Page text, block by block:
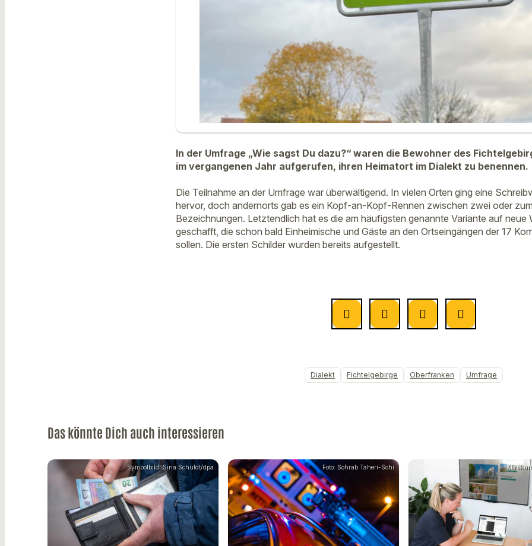
In der Umfrage „Wie sagst Du dazu?“ waren die Bewohner des
im vergangenen Jahr aufgerufen, ihren Heimatort im Dialekt zu benennen.
Die Teilnahme an der Umfrage war überwältigend. In vielen Orten ging eine
hervor, doch andernorts gab es ein Kopf-an-Kopf-Rennen zwischen zwei oder
Bezeichnungen. Letztendlich hat es die am häufigsten genannte Variante auf neue
geschafft, die schon bald Einheimische und Gäste an den Ortseingängen der 17
sollen. Die ersten Schilder wurden bereits aufgestellt.
Dialekt Fichtelgebirge Oberfranken Umfrage
Das könnte Dich auch interessieren
Symbolbild: Sina Schuldt/dpa Foto: Sohrab Taheri-Sohi